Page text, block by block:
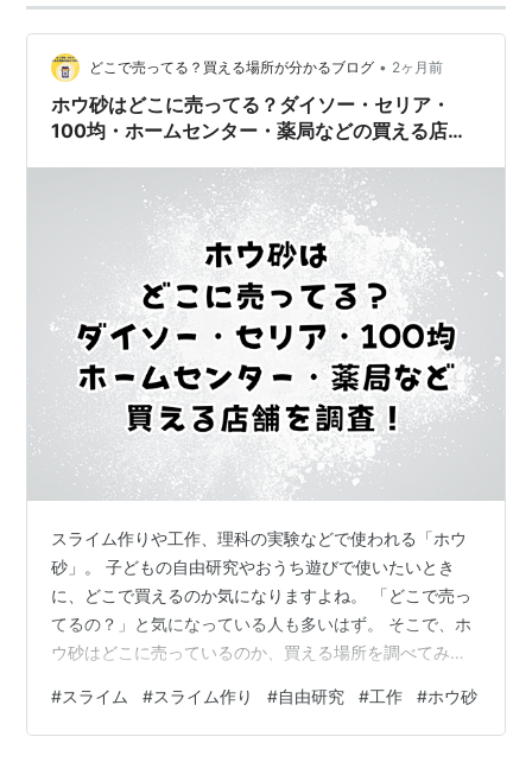
どこで売ってる？買える場所が分かるブログ • 2ヶ月前
ホウ砂はどこに売ってる？ダイソー・セリア・
100均・ホームセンター・薬局などの買える店舗
スライム作りや工作、理科の実験などで使われる「ホウ
砂」。 子どもの自由研究やおうち遊びで使いたいとき
に、どこで買えるのか気になりますよね。 「どこで売っ
てるの？」と気になっている人も多いはず。 そこで、ホ
ウ砂はどこに売っているのか、買える場所を調べてみま
本なしスライム関連商品はあり セリア 単体販売は基本な
し工作グッズ中心 100均 ホウ砂単体は基本なしスライム
#スライム #スライム作り #自由研究 #工作 #ホウ砂